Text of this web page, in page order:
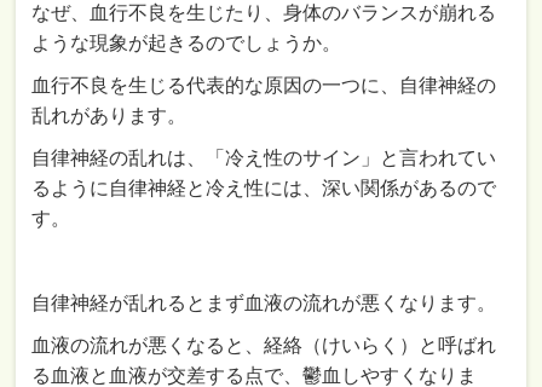
なぜ、血行不良を生じたり、身体のバランスが崩れる
ような現象が起きるのでしょうか。
血行不良を生じる代表的な原因の一つに、自律神経の
乱れがあります。
自律神経の乱れは、「冷え性のサイン」と言われてい
るように自律神経と冷え性には、深い関係があるので
す。
自律神経が乱れるとまず血液の流れが悪くなります。
血液の流れが悪くなると、経絡（けいらく）と呼ばれ
る血液と血液が交差する点で、鬱血しやすくなりま